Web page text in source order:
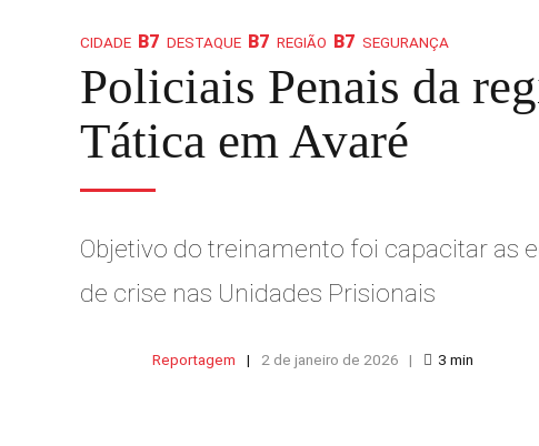
CIDADE DESTAQUE REGIÃO SEGURANÇA
Policiais Penais da
Tática em Avaré
Objetivo do treinamento foi capacitar as
de crise nas Unidades Prisionais
Reportagem 2 de janeiro de 2026 3 min